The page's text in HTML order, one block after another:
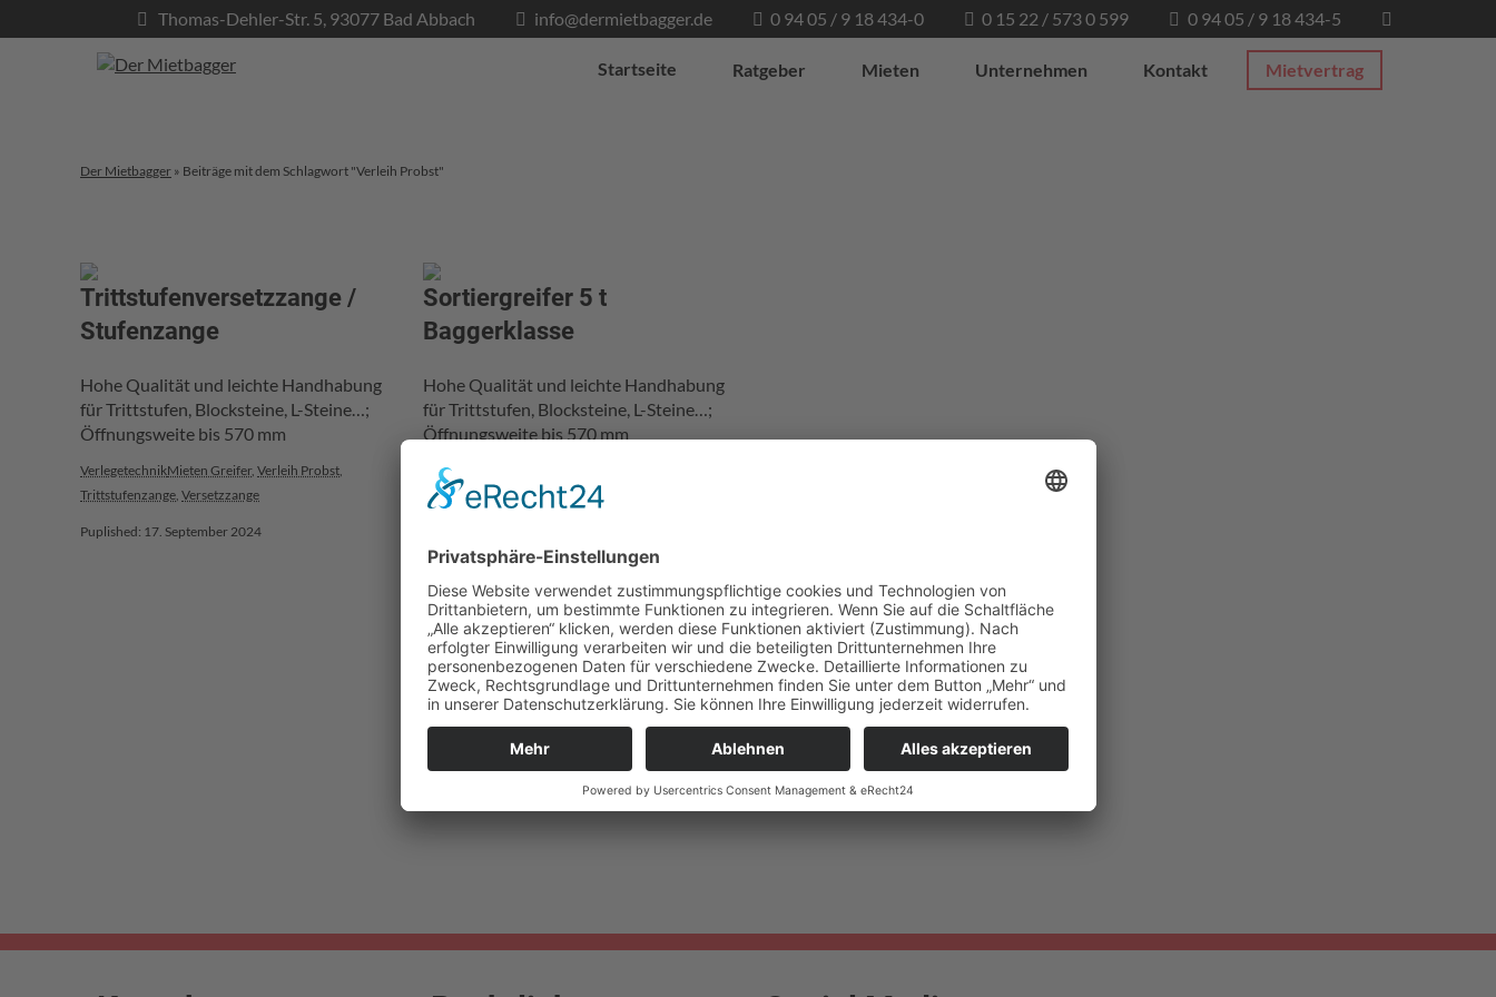
Thomas-Dehler-Str. 5, 93077 Bad Abbach info@dermietbagger.de 0 94 05 / 9 18 434-0 0 15 22 / 573 0 599 0 94 05 / 9 18 434-5
Startseite Ratgeber Mieten Unternehmen Kontakt Mietvertrag
Der Mietbagger » Beiträge mit dem Schlagwort "Verleih Probst"
Trittstufenversetzzange /
Stufenzange
Hohe Qualität und leichte Handhabung
für Trittstufen, Blocksteine, L-Steine…;
Öffnungsweite bis 570 mm
VerlegetechnikMieten Greifer, Verleih Probst,
Trittstufenzange, Versetzzange
Puplished: 17. September 2024
Sortiergreifer 5 t
Baggerklasse
Hohe Qualität und leichte Handhabung
für Trittstufen, Blocksteine, L-Steine…;
Öffnungsweite bis 570 mm
Verlegetechnik
Mieten Greifer,Verleih Probst